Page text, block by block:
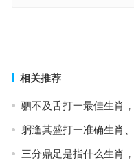
相关推荐
驷不及舌打一最佳生肖
躬逢其盛打一准确生肖
三分鼎足是指什么生肖